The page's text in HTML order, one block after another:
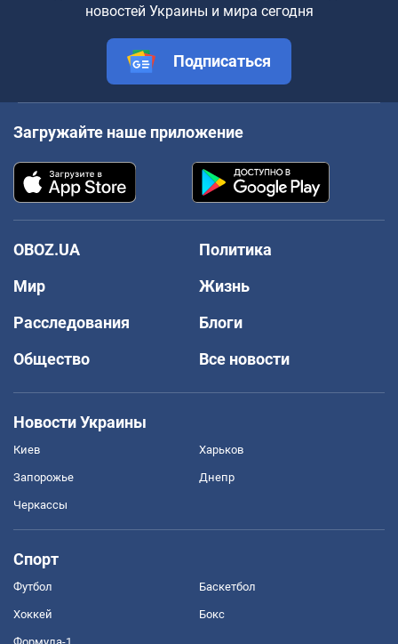
новостей Украины и мира сегодня
Подписаться
Загружайте наше приложение
OBOZ.UA
Политика
Мир
Жизнь
Расследования
Блоги
Общество
Все новости
Новости Украины
Киев Харьков
Запорожье Днепр
Черкассы
Спорт
Футбол Баскетбол
Хоккей Бокс